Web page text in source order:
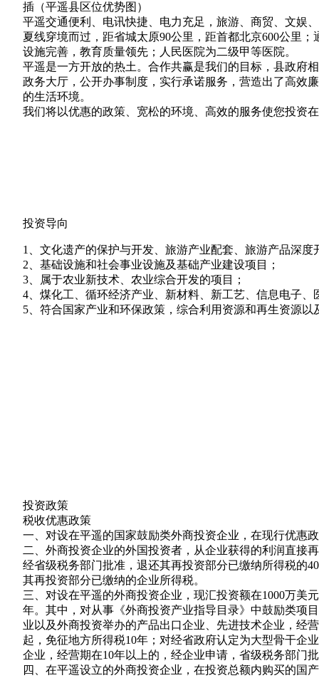
插（平遥县区位优势图）
平遥交通便利、电讯快捷、电力充足，旅游、商贸、文娱
夏线穿境而过，距省城太原90公里，距首都北京600公里
设施完善，教育质量领先；人民医院为二级甲等医院。
平遥是一方开放的热土。合作共赢是我们的目标，县政府
政务大厅，公开办事制度，实行承诺服务，营造出了高效
的生活环境。
我们将以优惠的政策、宽松的环境、高效的服务使您投资
投资导向
1、文化遗产的保护与开发、旅游产业配套、旅游产品深
2、基础设施和社会事业设施及基础产业建设项目；
3、属于农业新技术、农业综合开发的项目；
4、煤化工、循环经济产业、新材料、新工艺、信息电子
5、符合国家产业和环保政策，综合利用资源和再生资源
投资政策
税收优惠政策
一、对设在平遥的国家鼓励类外商投资企业，在现行优惠
二、外商投资企业的外国投资者，从企业获得的利润直接
经省级税务部门批准，退还其再投资部分已缴纳所得税的
其再投资部分已缴纳的企业所得税。
三、对设在平遥的外商投资企业，现汇投资额在1000万美
年。其中，对从事《外商投资产业指导目录》中鼓励类项
业以及外商投资举办的产品出口企业、先进技术企业，经
起，免征地方所得税10年；对经省政府认定为大型骨干企
企业，经营期在10年以上的，经企业申请，省级税务部门
四、在平遥设立的外商投资企业，在投资总额内购买的国